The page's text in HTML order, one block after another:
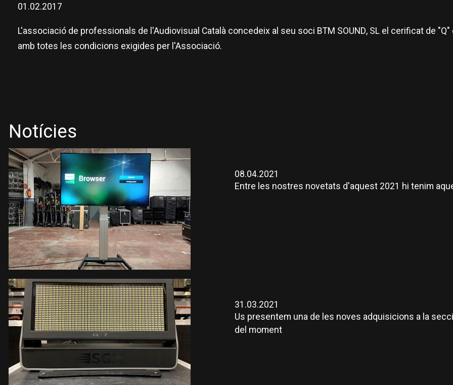
01.02.2017
L'associació de professionals de l'Audiovisual Català concedeix al seu soci BTM SOUND, SL el cerificat de
amb totes les condicions exigides per l'Associació.
Notícies
08.04.2021
Entre les nostres novetats d'aquest 2021 hi tenim
31.03.2021
Us presentem una de les noves adquisicions a la
del moment